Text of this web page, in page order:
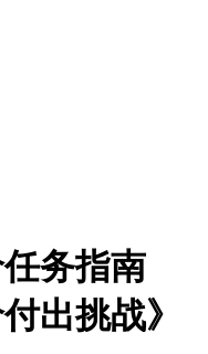
任务指南
出挑战》